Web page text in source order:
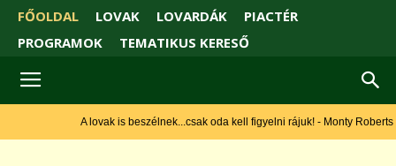
FŐOLDAL LOVAK LOVARDÁK
PIACTÉR
PROGRAMOK
TEMATIKUS KERESŐ
A lovak is beszélnek...csak oda kell figyelni rájuk! - Monty Roberts